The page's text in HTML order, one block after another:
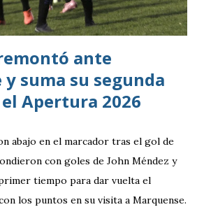
ante
suma su segunda
Apertura 2026
abajo en el marcador tras el gol de
con goles de John Méndez y
tiempo para dar vuelta el
los puntos en su visita a Marquense.